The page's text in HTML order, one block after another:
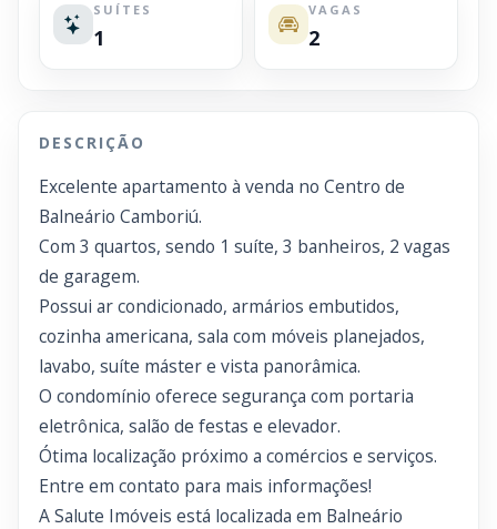
SUÍTES
1
VAGAS
2
DESCRIÇÃO
Excelente apartamento à venda no Centro de
Balneário Camboriú.
Com 3 quartos, sendo 1 suíte, 3 banheiros, 2 vagas
de garagem.
Possui ar condicionado, armários embutidos,
cozinha americana, sala com móveis planejados,
lavabo, suíte máster e vista panorâmica.
O condomínio oferece segurança com portaria
eletrônica, salão de festas e elevador.
Ótima localização próximo a comércios e serviços.
Entre em contato para mais informações!
A Salute Imóveis está localizada em Balneário